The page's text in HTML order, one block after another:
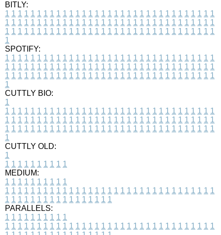
BITLY:
1 1 1 1 1 1 1 1 1 1 1 1 1 1 1 1 1 1 1 1 1 1 1 1 1 1 1 1 1 1 1 1 1
1 1 1 1 1 1 1 1 1 1 1 1 1 1 1 1 1 1 1 1 1 1 1 1 1 1 1 1 1 1 1 1 1
1 1 1 1 1 1 1 1 1 1 1 1 1 1 1 1 1 1 1 1 1 1 1 1 1 1 1 1 1 1 1 1 1
1
SPOTIFY:
1 1 1 1 1 1 1 1 1 1 1 1 1 1 1 1 1 1 1 1 1 1 1 1 1 1 1 1 1 1 1 1 1
1 1 1 1 1 1 1 1 1 1 1 1 1 1 1 1 1 1 1 1 1 1 1 1 1 1 1 1 1 1 1 1 1
1 1 1 1 1 1 1 1 1 1 1 1 1 1 1 1 1 1 1 1 1 1 1 1 1 1 1 1 1 1 1 1 1
1
CUTTLY BIO:
1
1 1 1 1 1 1 1 1 1 1 1 1 1 1 1 1 1 1 1 1 1 1 1 1 1 1 1 1 1 1 1 1 1
1 1 1 1 1 1 1 1 1 1 1 1 1 1 1 1 1 1 1 1 1 1 1 1 1 1 1 1 1 1 1 1 1
1 1 1 1 1 1 1 1 1 1 1 1 1 1 1 1 1 1 1 1 1 1 1 1 1 1 1 1 1 1 1 1 1
1
CUTTLY OLD:
1
1 1 1 1 1 1 1 1 1 1
MEDIUM:
1 1 1 1 1 1 1 1 1 1
1 1 1 1 1 1 1 1 1 1 1 1 1 1 1 1 1 1 1 1 1 1 1 1 1 1 1 1 1 1 1 1 1
1 1 1 1 1 1 1 1 1 1 1 1 1 1 1 1 1
PARALLELS:
1 1 1 1 1 1 1 1 1 1
1 1 1 1 1 1 1 1 1 1 1 1 1 1 1 1 1 1 1 1 1 1 1 1 1 1 1 1 1 1 1 1 1